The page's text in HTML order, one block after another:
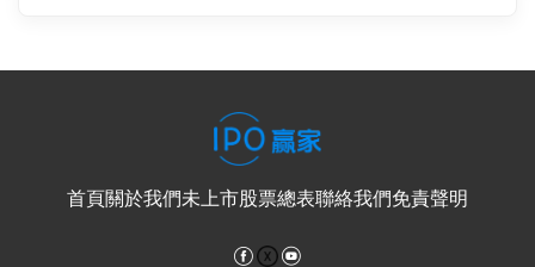
首頁關於我們未上市股票總表聯絡我們免責聲明
Facebook